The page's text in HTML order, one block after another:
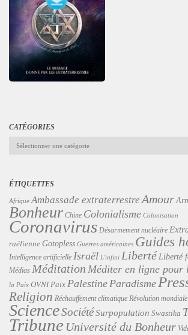
CATÉGORIES
ÉTIQUETTES
Afrique Ambassade extraterrestre Amour
Bonheur Chine Colonialisme Colonisation
Coronavirus Désarmement nucléaire
raélienne Gotopless Guerres américaines Guides
Intelligence artificielle Israël L'infini Liberté Liberté
Médias Méditation Méditer en ligne pour
la Paix OVNI Paix Palestine Paradisme
Religion Réchauffement climatique Révolution mondiale
ScienceSociétéSurpopulation Swastika
Tribune Université du Bonheur